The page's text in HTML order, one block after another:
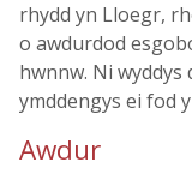
rhydd yn Lloegr,
o awdurdod
hwnnw. Ni wyddys
ymddengys ei fod
Awdur